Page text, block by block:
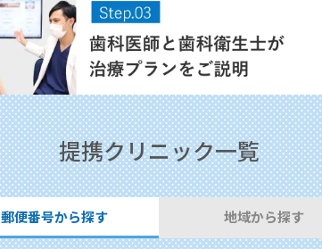
提携クリニック一覧
郵便番号から探す 地域から探す